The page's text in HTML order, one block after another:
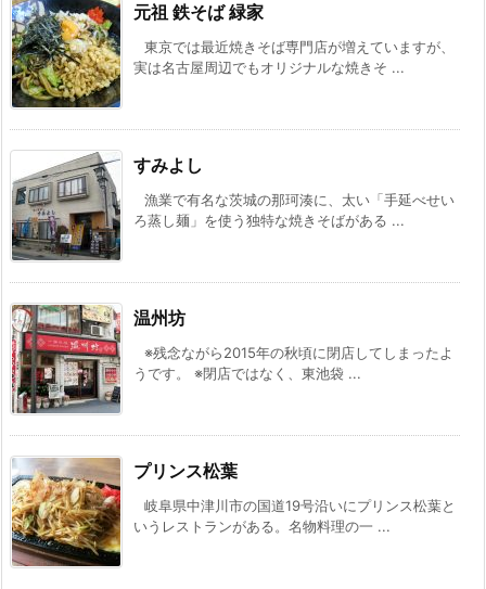
元祖 鉄そば 緑家
東京では最近焼きそば専門店が増えていますが、
実は名古屋周辺でもオリジナルな焼きそ ...
すみよし
漁業で有名な茨城の那珂湊に、太い「手延べせい
ろ蒸し麺」を使う独特な焼きそばがある ...
温州坊
※残念ながら2015年の秋頃に閉店してしまったよ
うです。 ※閉店ではなく、東池袋 ...
プリンス松葉
岐阜県中津川市の国道19号沿いにプリンス松葉と
いうレストランがある。名物料理の一 ...